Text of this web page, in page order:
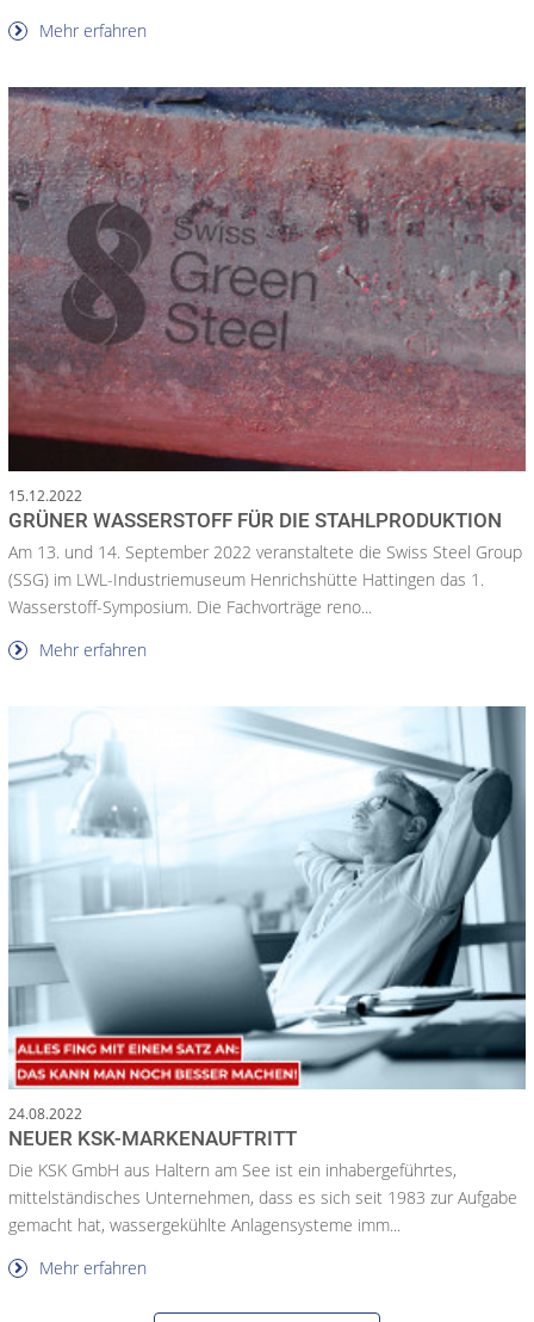
Mehr erfahren
15.12.2022
GRÜNER WASSERSTOFF FÜR DIE STAHLPRODUKTION
Am 13. und 14. September 2022 veranstaltete die Swiss Steel Group
(SSG) im LWL-Industriemuseum Henrichshütte Hattingen das 1.
Wasserstoff-Symposium. Die Fachvorträge reno...
Mehr erfahren
24.08.2022
NEUER KSK-MARKENAUFTRITT
Die KSK GmbH aus Haltern am See ist ein inhabergeführtes,
mittelständisches Unternehmen, dass es sich seit 1983 zur Aufgabe
gemacht hat, wassergekühlte Anlagensysteme imm...
Mehr erfahren